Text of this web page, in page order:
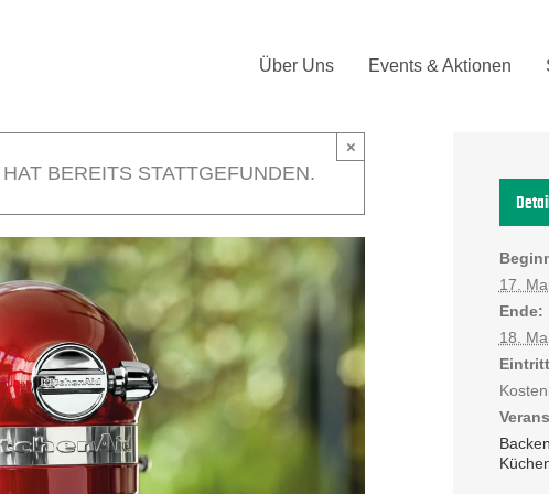
Über Uns Events & Aktionen
BEREITS STATTGEFUNDEN.
×
17.
Ende:
18.
Backen